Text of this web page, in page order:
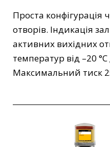
Проста конфігурація
отворів. Індикація
активних вихідних
температур від –20 °C
Максимальний тиск